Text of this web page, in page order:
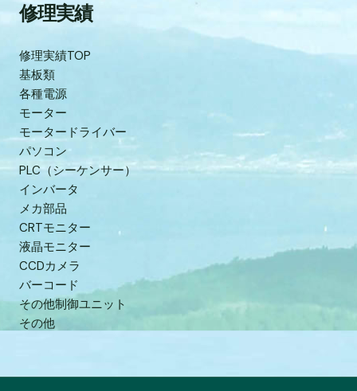
修理実績
修理実績TOP
基板類
各種電源
モーター
モータードライバー
パソコン
PLC（シーケンサー）
インバータ
メカ部品
CRTモニター
液晶モニター
CCDカメラ
バーコード
その他制御ユニット
その他